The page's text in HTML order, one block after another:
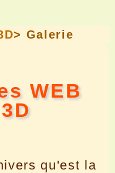
> Galerie
WEB
qu'est la